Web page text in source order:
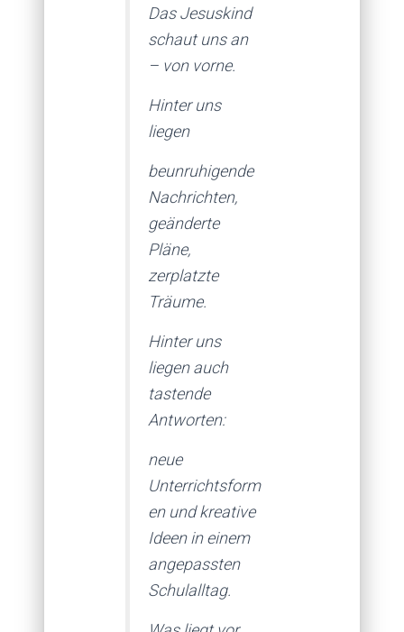
Das Jesuskind
schaut uns an
– von vorne.
Hinter uns
liegen
beunruhigende
Nachrichten,
geänderte
Pläne,
zerplatzte
Träume.
Hinter uns
liegen auch
tastende
Antworten:
neue
Unterrichtsform
en und kreative
Ideen in einem
angepassten
Schulalltag.